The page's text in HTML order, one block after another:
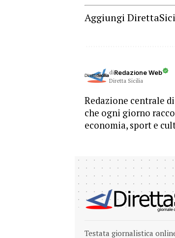
Aggiungi
diRedazione Web
Diretta Sicilia
Redazione centrale
che ogni giorno
economia, sport e
Testata giornalistica